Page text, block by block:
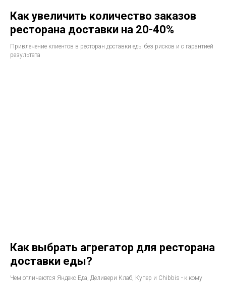
Как увеличить количество заказов
ресторана доставки на 20-40%
Привлечение клиентов в ресторан доставки еды без рисков и с гарантией
результата
Как выбрать агрегатор для ресторана
доставки еды?
Чем отличаются Яндекс Еда, Деливери Клаб, Купер и Chibbis - к кому